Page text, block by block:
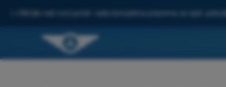
Otkrijte naš novi portal: vaša kompletna priprema za ispit,